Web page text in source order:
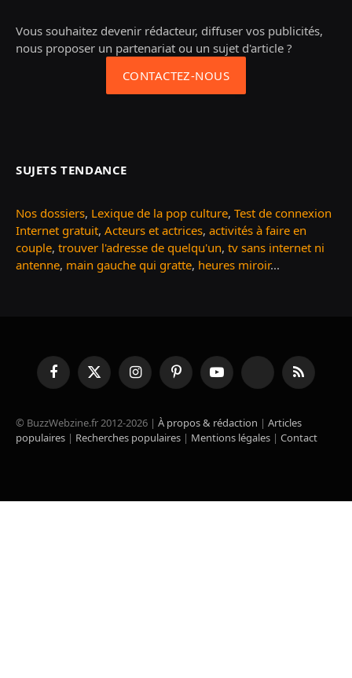
Vous souhaitez devenir rédacteur, diffuser vos publicités,
nous proposer un partenariat ou un sujet d'article ?
CONTACTEZ-NOUS
SUJETS TENDANCE
Nos dossiers, Lexique de la pop culture, Test de connexion
Internet gratuit, Acteurs et actrices, activités à faire en
couple, trouver l'adresse de quelqu'un, tv sans internet ni
antenne, main gauche qui gratte, heures miroir...
FacebookX
(Twitter)
InstagramPinterestYouTube TikTok RSS
© BuzzWebzine.fr 2012-2026 | À propos & rédaction | Articles
populaires | Recherches populaires | Mentions légales | Contact